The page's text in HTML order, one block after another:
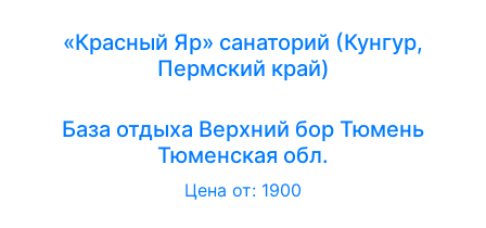
«Красный Яр» санаторий (Кунгур,
Пермский край)
База отдыха Верхний бор Тюмень
Тюменская обл.
Цена от: 1900